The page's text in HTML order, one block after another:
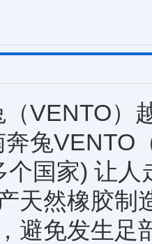
（VENTO）
奔兔VENTO
个国家) 让人
天然橡胶制
避免发生足